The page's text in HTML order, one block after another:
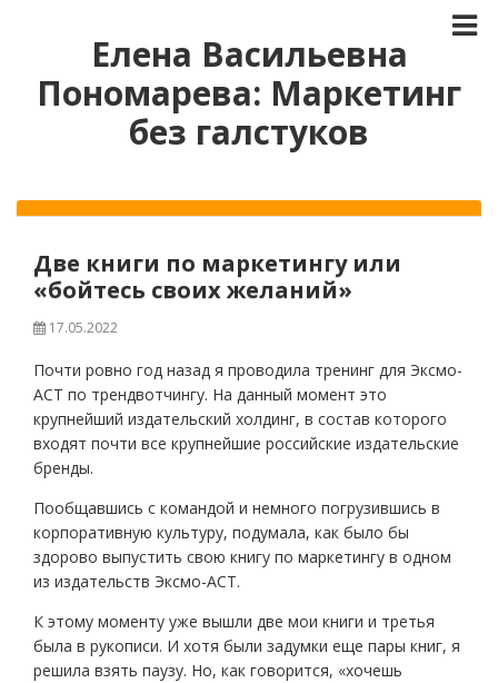
Елена Васильевна
Пономарева: Маркетинг
без галстуков
Две книги по маркетингу или
«бойтесь своих желаний»
17.05.2022
Почти ровно год назад я проводила тренинг для Эксмо-
АСТ по трендвотчингу. На данный момент это
крупнейший издательский холдинг, в состав которого
входят почти все крупнейшие российские издательские
бренды.
Пообщавшись с командой и немного погрузившись в
корпоративную культуру, подумала, как было бы
здорово выпустить свою книгу по маркетингу в одном
из издательств Эксмо-АСТ.
К этому моменту уже вышли две мои книги и третья
была в рукописи. И хотя были задумки еще пары книг, я
решила взять паузу. Но, как говорится, «хочешь